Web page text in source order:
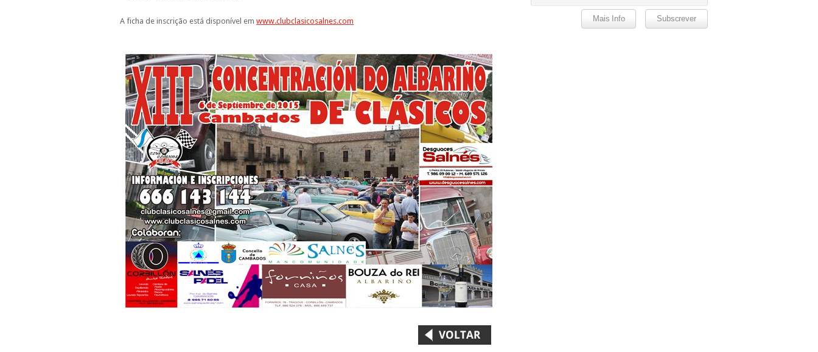
A ficha de inscrição está disponível em www.clubclasicosalnes.com